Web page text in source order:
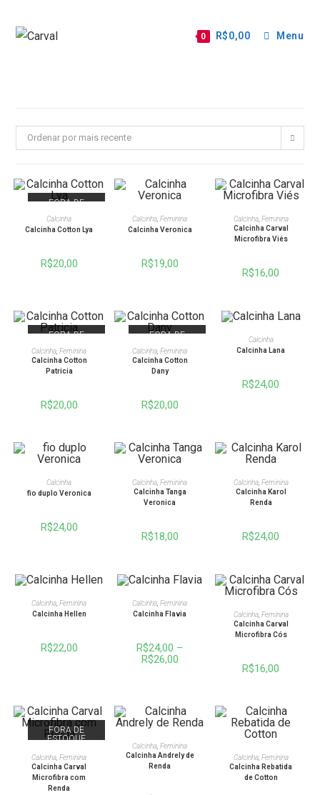
0 R$0,00 Menu
Ordenar por mais recente
FORA DE
VER OPÇÕES
Calcinha
Calcinha Cotton Lya
R$20,00
VER OPÇÕES
Calcinha ,Feminina
Calcinha Veronica
R$19,00
VER OPÇÕES
Calcinha, Feminina
Calcinha Carval
Microfibra Viés
R$16,00
FORA DE
VER OPÇÕES
Calcinha ,Feminina
Calcinha Cotton
Patricia
R$20,00
FORA DE
VER OPÇÕES
Calcinha ,Feminina
Calcinha Cotton
Dany
R$20,00
VER OPÇÕES
Calcinha
Calcinha Lana
R$24,00
VER OPÇÕES
Calcinha
fio duplo Veronica
R$24,00
VER OPÇÕES
Calcinha ,Feminina
Calcinha Tanga
Veronica
R$18,00
VER OPÇÕES
Calcinha, Feminina
Calcinha Karol
Renda
R$24,00
VER OPÇÕES
Calcinha,Feminina
Calcinha Hellen
R$22,00
VER OPÇÕES
Calcinha,Feminina
Calcinha Flavia
R$24,00 –
R$26,00
VER OPÇÕES
Calcinha, Feminina
Calcinha Carval
Microfibra Cós
R$16,00
FORA DE
ESTOQUE
VER OPÇÕES
Calcinha ,Feminina
Calcinha Carval
Microfibra com
Renda
VER OPÇÕES
Calcinha ,Feminina
Calcinha Andrely de
Renda
VER OPÇÕES
Calcinha, Feminina
Calcinha Rebatida
de Cotton